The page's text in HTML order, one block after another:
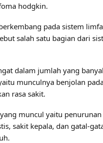
hodgkin.
pada sistem
salah satu bagian dari
dalam jumlah yang
munculnya benjolan
rasa sakit.
muncul yaitu
sakit kepala, dan gatal-